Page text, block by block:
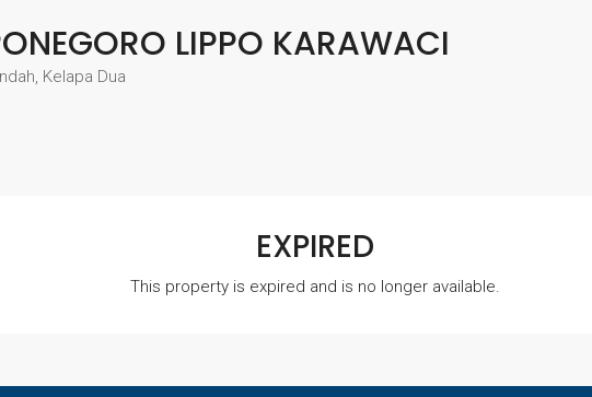
LIPPO KARAWACI
Kelapa Dua
EXPIRED
This property is expired and is no longer available.